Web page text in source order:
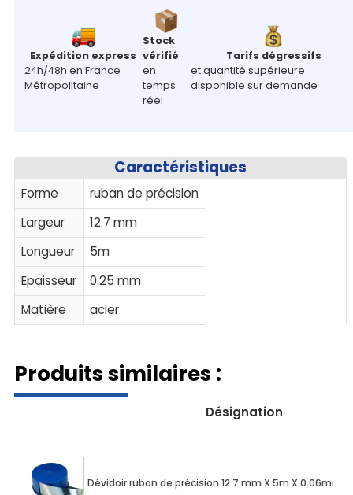
Expédition express
24h/48h en France
Métropolitaine
Stock
vérifié
en
temps
réel
Tarifs dégressifs
et quantité supérieure
disponible sur demande
Caractéristiques
Forme
ruban de précision
Largeur
12.7 mm
Longueur
5m
Epaisseur
0.25 mm
Matière
acier
Produits similaires :
Désignation
Dévidoir ruban de précision 12.7 mm X 5m X 0.06mm